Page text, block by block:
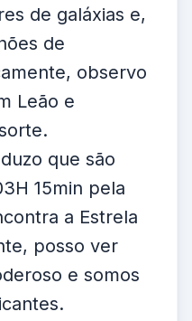
de galáxias e,
de
observo
Leão e
que são
15min pela
a Estrela
posso ver
e somos